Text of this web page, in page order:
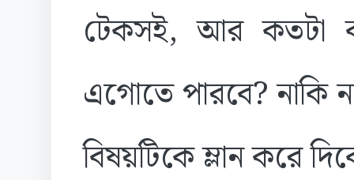
টেকসই, আর কতটা
এগোতে পারবে? নাকি
বিষয়টিকে ম্লান করে